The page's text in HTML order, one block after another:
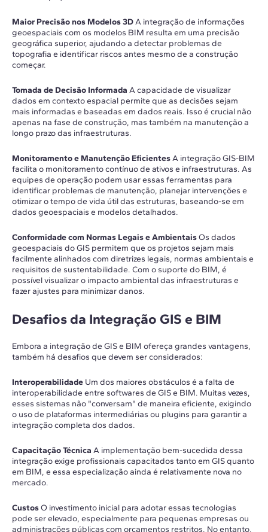
Maior Precisão nos Modelos 3DA integração de informações
geoespaciais com os modelos BIM resulta em uma precisão
geográfica superior, ajudando a detectar problemas de
topografia e identificar riscos antes mesmo de a construção
começar.
Tomada de Decisão Informada A capacidade de visualizar
dados em contexto espacial permite que as decisões sejam
mais informadas e baseadas em dados reais. Isso é crucial não
apenas na fase de construção, mas também na manutenção a
longo prazo das infraestruturas.
Monitoramento e Manutenção EficientesA integração GIS-BIM
facilita o monitoramento contínuo de ativos e infraestruturas. As
equipes de operação podem usar essas ferramentas para
identificar problemas de manutenção, planejar intervenções e
otimizar o tempo de vida útil das estruturas, baseando-se em
dados geoespaciais e modelos detalhados.
Conformidade com Normas Legais e AmbientaisOs dados
geoespaciais do GIS permitem que os projetos sejam mais
facilmente alinhados com diretrizes legais, normas ambientais e
requisitos de sustentabilidade. Com o suporte do BIM, é
possível visualizar o impacto ambiental das infraestruturas e
fazer ajustes para minimizar danos.
Desafios da Integração GIS e BIM
Embora a integração de GIS e BIM ofereça grandes vantagens,
também há desafios que devem ser considerados:
Interoperabilidade Um dos maiores obstáculos é a falta de
interoperabilidade entre softwares de GIS e BIM. Muitas vezes,
esses sistemas não "conversam" de maneira eficiente, exigindo
o uso de plataformas intermediárias ou plugins para garantir a
integração completa dos dados.
Capacitação Técnica A implementação bem-sucedida dessa
integração exige profissionais capacitados tanto em GIS quanto
em BIM, e essa especialização ainda é relativamente nova no
mercado.
CustosO investimento inicial para adotar essas tecnologias
pode ser elevado, especialmente para pequenas empresas ou
administrações públicas com orçamentos restritos. No entanto,